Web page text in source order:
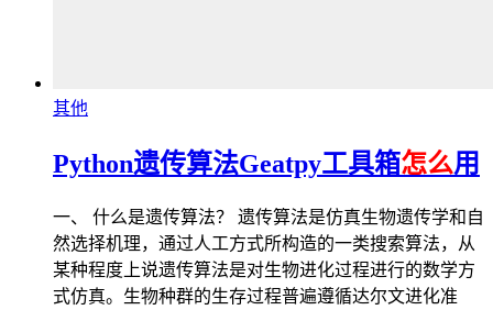
其他
Python遗传算法Geatpy工具箱怎么用
一、 什么是遗传算法？ 遗传算法是仿真生物遗传学和自
然选择机理，通过人工方式所构造的一类搜索算法，从
某种程度上说遗传算法是对生物进化过程进行的数学方
式仿真。生物种群的生存过程普遍遵循达尔文进化准